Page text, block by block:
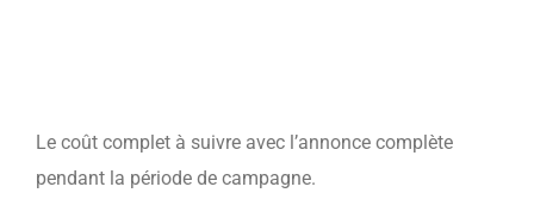
Le coût complet à suivre avec l’annonce complète
pendant la période de campagne.